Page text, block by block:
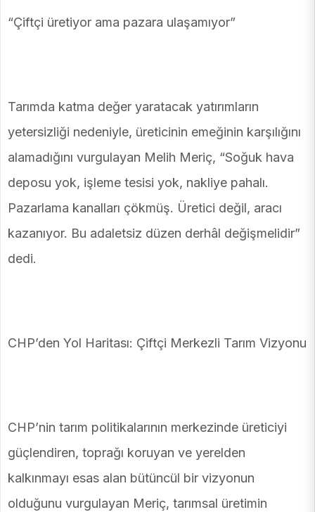
“Çiftçi üretiyor ama pazara ulaşamıyor”
Tarımda katma değer yaratacak yatırımların
yetersizliği nedeniyle, üreticinin emeğinin karşılığını
alamadığını vurgulayan Melih Meriç, “Soğuk hava
deposu yok, işleme tesisi yok, nakliye pahalı.
Pazarlama kanalları çökmüş. Üretici değil, aracı
kazanıyor. Bu adaletsiz düzen derhâl değişmelidir”
dedi.
CHP’den Yol Haritası: Çiftçi Merkezli Tarım Vizyonu
CHP’nin tarım politikalarının merkezinde üreticiyi
güçlendiren, toprağı koruyan ve yerelden
kalkınmayı esas alan bütüncül bir vizyonun
olduğunu vurgulayan Meriç, tarımsal üretimin